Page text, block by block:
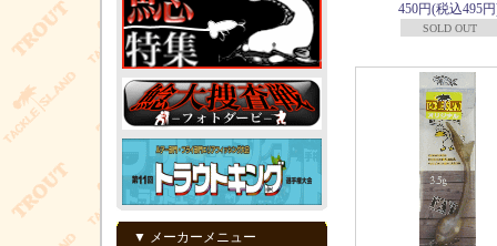
▼ メーカーメニュー
450円(税込495
SOLD OUT